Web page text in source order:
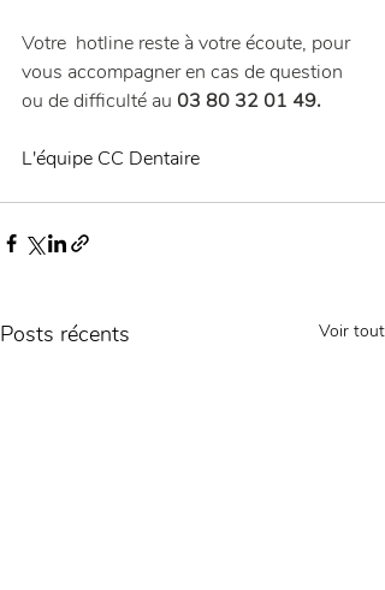
Votre  hotline reste à votre écoute, pour
vous accompagner en cas de question
ou de difficulté au 03 80 32 01 49.
L'équipe CC Dentaire
Posts récents Voir tout